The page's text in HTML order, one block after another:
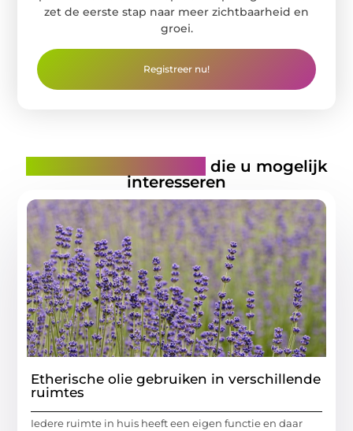
zet de eerste stap naar meer zichtbaarheid en
groei.
Registreer nu!
die u mogelijk
interesseren
Etherische olie gebruiken in verschillende
ruimtes
Iedere ruimte in huis heeft een eigen functie en daar